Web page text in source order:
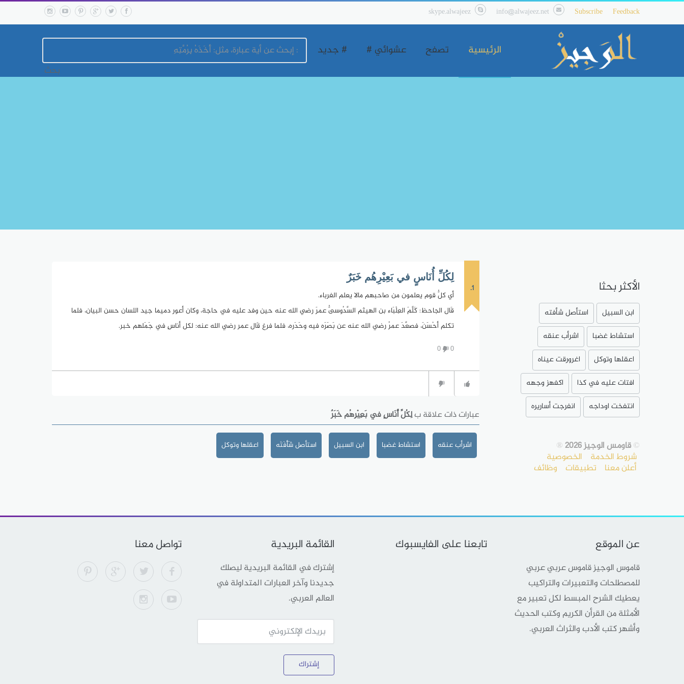
Feedback
Subscribe
info@alwajeez.net
skype.alwajeez
الرئيسية تصفح عشوائي # # جديد
1.
لِكُلِّ أُنَاسٍ في بَعِيْرِهُم خَبَرٌ
أي كلُّ قوم يعلمون من صاحبهم مالا يعلم الغرباء.
قَال الجاحظ: كَلَّمَ العِلْبَاء بن الهيثم السَّدُوسىُّ عمرَ رضي الله عنه حين وفد عليه في حاجة، وكان أعور دميما جيد اللسان حسن البيان، فلما
تكلم أحْسَنَ، فصعَّدَ عمرُ رضي الله عنه عن بَصَرَه فيه وحَدَره، فلما فرغ قَال عمر رضي الله عنه: لكل أناسٍ في جَمَلهم خبر.
0
0
عبارات ذات علاقة بلِكُلِّ أُنَاسٍ في بَعِيْرِهُم خَبَرٌ
اشرأب عنقه استشاط غضبا ابن السبيل استأصل شَأْفَتَه اعقلها وتوكل
الأكثر بحثا
ابن السبيل
استأصل شأفته
استشاط غضبا
اشرأب عنقه
اعقلها وتوكل
اغرورقت عيناه
افتات عليه في كذا
اكفهز وجهه
انتفخت اوداجه
انفرجت أساريره
©قاومس الوجيز 2026 ®
شروط الخدمة الخصوصية
أعلن معنا تطبيقات وظائف
عن الموقع
قاموس الوجيز قاموس عربي عربي
للمصطلحات والتعبيرات والتراكيب
يعطيك الشرح المبسط لكل تعبير مع
الأمثلة من القرأن الكريم وكتب الحديث
وأشهر كتب الأدب والثراث العربي.
تابعنا على الفايسبوك القائمة البريدية
إشترك في القائمة البريدية ليصلك
جديدنا وآخر العبارات المتداولة في
العالم العربي.
إشتراك
تواصل معنا